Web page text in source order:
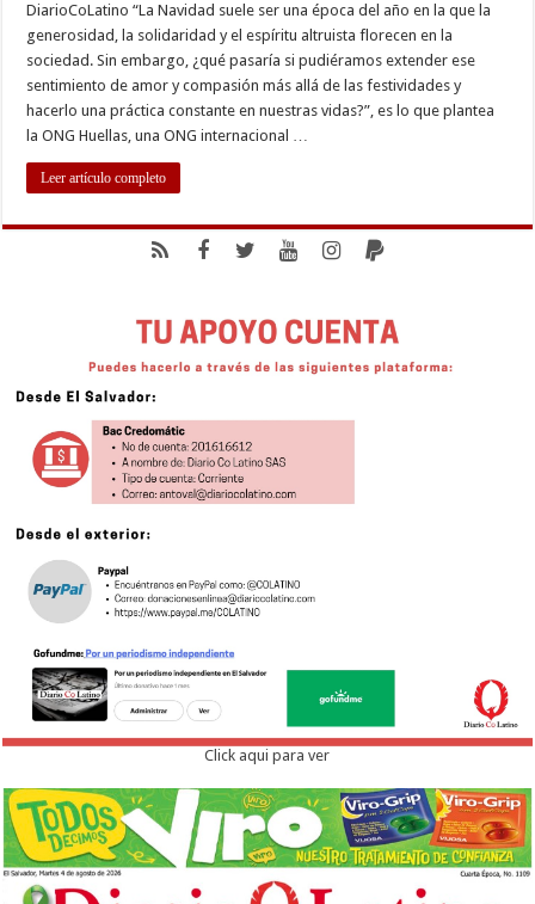
DiarioCoLatino “La Navidad suele ser una época del año en la que la
generosidad, la solidaridad y el espíritu altruista florecen en la
sociedad. Sin embargo, ¿qué pasaría si pudiéramos extender ese
sentimiento de amor y compasión más allá de las festividades y
hacerlo una práctica constante en nuestras vidas?”, es lo que plantea
la ONG Huellas, una ONG internacional …
Leer artículo completo
Click aqui para ver